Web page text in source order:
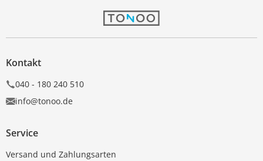
Kontakt
040 - 180 240 510
info@tonoo.de
Service
Versand und Zahlungsarten